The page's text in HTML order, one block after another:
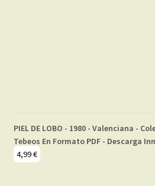
PIEL DE LOBO - 1980 - Valenciana -
Tebeos En Formato PDF - Descarga
4,99€